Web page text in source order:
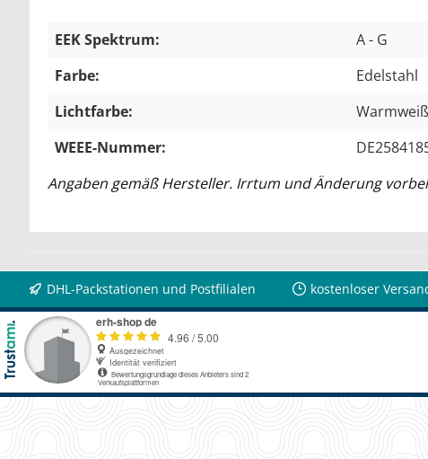
EEK Spektrum:
A - G
Farbe:
Edelstahl
Lichtfarbe:
Warmweiß
WEEE-Nummer:
Angaben gemäß Hersteller. Irrtum und Änderung
DHL-Packstationen und Postfilialen kostenloser